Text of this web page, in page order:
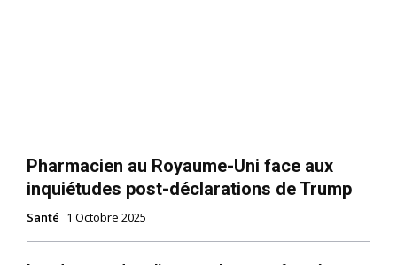
Pharmacien au Royaume-Uni face aux
inquiétudes post-déclarations de Trump
Santé 1 Octobre 2025